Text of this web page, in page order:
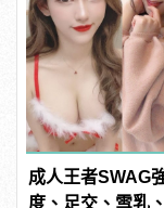
成人王者SWAG
度、足交、雪乳